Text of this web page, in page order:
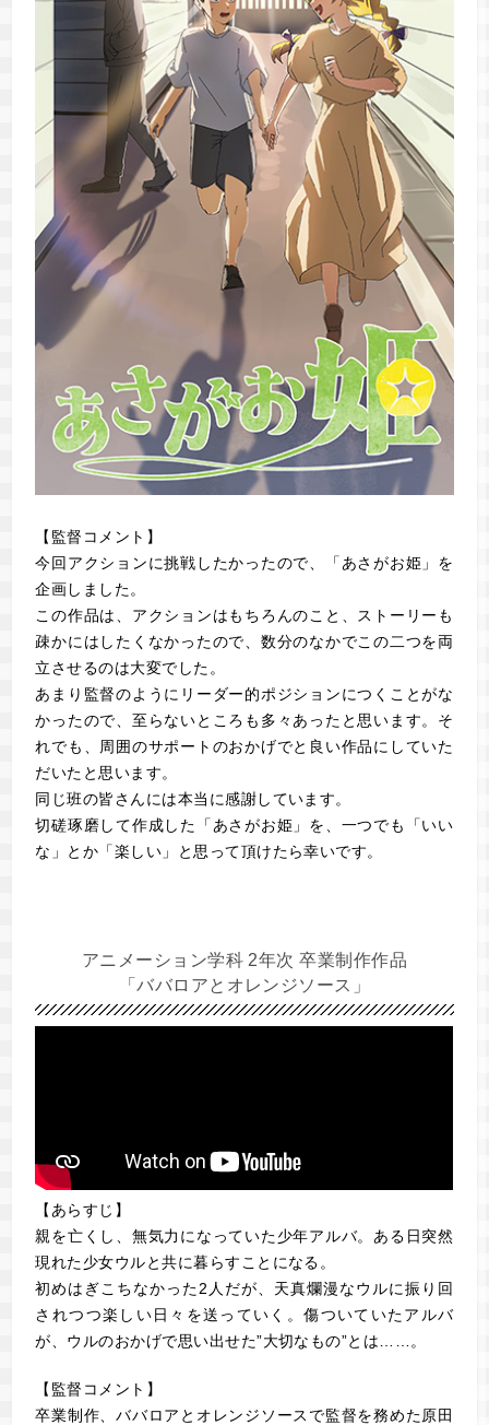
【監督コメント】
今回アクションに挑戦したかったので、「あさがお姫」を
企画しました。
この作品は、アクションはもちろんのこと、ストーリーも
疎かにはしたくなかったので、数分のなかでこの二つを両
立させるのは大変でした。
あまり監督のようにリーダー的ポジションにつくことがな
かったので、至らないところも多々あったと思います。そ
れでも、周囲のサポートのおかげでと良い作品にしていた
だいたと思います。
同じ班の皆さんには本当に感謝しています。
切磋琢磨して作成した「あさがお姫」を、一つでも「いい
な」とか「楽しい」と思って頂けたら幸いです。
アニメーション学科 2年次 卒業制作作品
「ババロアとオレンジソース」
【あらすじ】
親を亡くし、無気力になっていた少年アルバ。ある日突然
現れた少女ウルと共に暮らすことになる。
初めはぎこちなかった2人だが、天真爛漫なウルに振り回
されつつ楽しい日々を送っていく。傷ついていたアルバ
が、ウルのおかげで思い出せた”大切なもの”とは……。
【監督コメント】
卒業制作、ババロアとオレンジソースで監督を務めた原田